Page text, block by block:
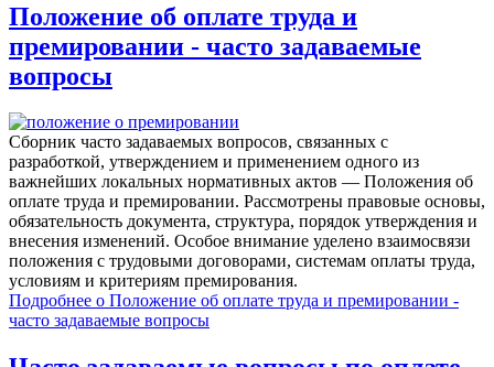
Положение об оплате труда и
премировании - часто задаваемые
вопросы
Сборник часто задаваемых вопросов, связанных с
разработкой, утверждением и применением одного из
важнейших локальных нормативных актов — Положения об
оплате труда и премировании. Рассмотрены правовые основы,
обязательность документа, структура, порядок утверждения и
внесения изменений. Особое внимание уделено взаимосвязи
положения с трудовыми договорами, системам оплаты труда,
условиям и критериям премирования.
Подробнее о Положение об оплате труда и премировании -
часто задаваемые вопросы